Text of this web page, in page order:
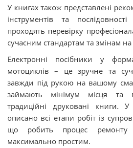
У книгах також представлені
інструментів та
проходять перевірку
сучасним стандартам та змінам
Електронні посібники у
мотоциклів – це зручне та
завжди під рукою на вашому
займають мінімум місця та
традиційні друковані книги.
описано всі етапи робіт із
що робить процес ремонту
максимально простим.